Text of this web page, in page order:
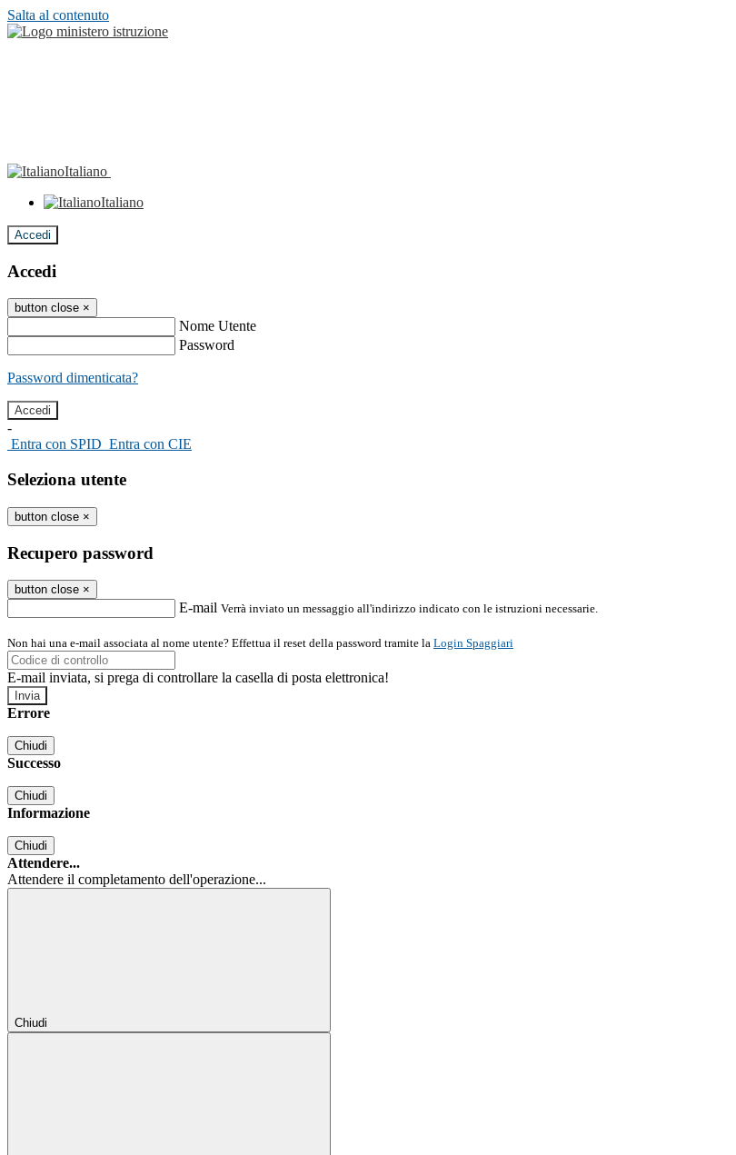
Salta al contenuto
Italiano
Italiano
Accedi
Accedi
button close ×
Nome Utente
Password
Password dimenticata?
-
Entra con SPID Entra con CIE
Seleziona utente
button close ×
Recupero password
button close ×
E-mail Verrà inviato un messaggio all'indirizzo indicato con le istruzioni necessarie.
Non hai una e-mail associata al nome utente? Effettua il reset della password tramite la Login Spaggiari
E-mail inviata, si prega di controllare la casella di posta elettronica!
Errore
Chiudi
Successo
Chiudi
Informazione
Chiudi
Attendere...
Attendere il completamento dell'operazione...
Chiudi